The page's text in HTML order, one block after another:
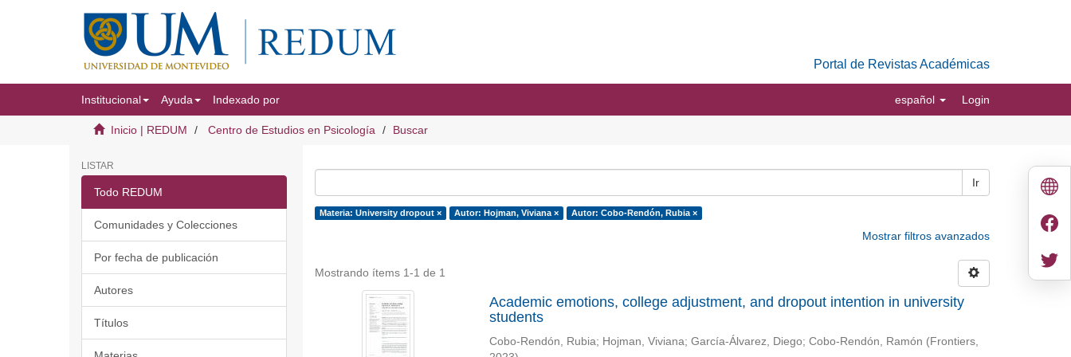
Portal de Revistas Académicas
Institucional Ayuda Indexado por español Login
Inicio | REDUM Centro de Estudios en Psicología Buscar
LISTAR
Todo REDUM
Comunidades y Colecciones
Por fecha de publicación
Autores
Títulos
Ir
Materia: University dropout × Autor: Hojman, Viviana × Autor: Cobo-Rendón, Rubia ×
Mostrar filtros avanzados
Mostrando ítems 1-1 de 1
Academic emotions, college adjustment, and dropout intention in university
students
Cobo-Rendón, Rubia; Hojman, Viviana; García-Álvarez, Diego; Cobo-Rendón, Ramón (Frontiers,